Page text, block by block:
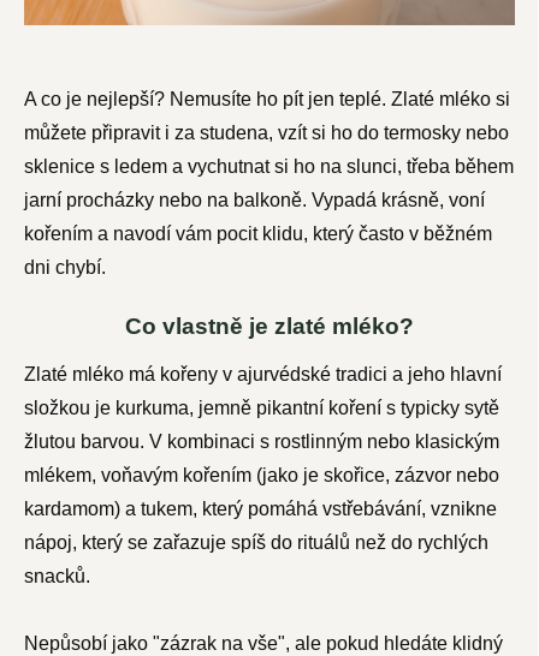
A co je nejlepší? Nemusíte ho pít jen teplé. Zlaté mléko si
můžete připravit i za studena, vzít si ho do termosky nebo
sklenice s ledem a vychutnat si ho na slunci, třeba během
jarní procházky nebo na balkoně. Vypadá krásně, voní
kořením a navodí vám pocit klidu, který často v běžném
dni chybí.
Co vlastně je zlaté mléko?
Zlaté mléko má kořeny v ajurvédské tradici a jeho hlavní
složkou je kurkuma, jemně pikantní koření s typicky sytě
žlutou barvou. V kombinaci s rostlinným nebo klasickým
mlékem, voňavým kořením (jako je skořice, zázvor nebo
kardamom) a tukem, který pomáhá vstřebávání, vznikne
nápoj, který se zařazuje spíš do rituálů než do rychlých
snacků.
Nepůsobí jako "zázrak na vše", ale pokud hledáte klidný